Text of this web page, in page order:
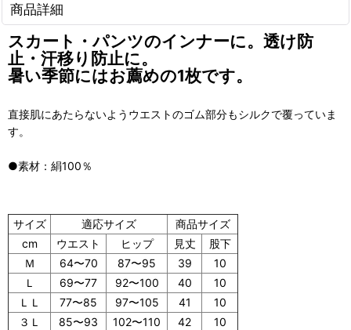
商品詳細
スカート・パンツのインナーに。透け防
止・汗移り防止に。
暑い季節にはお薦めの1枚です。
直接肌にあたらないようウエストのゴム部分もシルクで覆っていま
す。
●素材：絹100％
サイズ 適応サイズ
商品サイズ
cm
ウエスト ヒップ 見丈
股下
Ｍ
64〜70 87〜95 39
10
Ｌ
69〜77 92〜100 40
10
ＬＬ
77〜85 97〜105 41
10
３Ｌ
85〜93 102〜110 42 10